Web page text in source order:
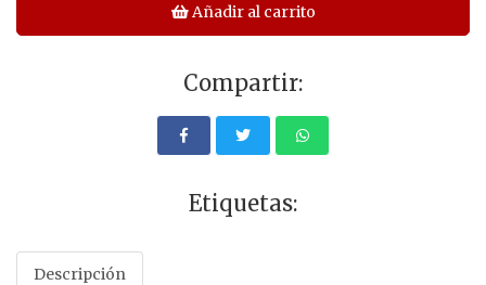
Añadir al carrito
Compartir:
Etiquetas:
Descripción